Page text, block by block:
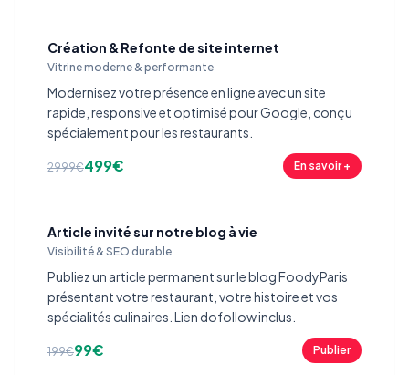
Création & Refonte de site internet
Vitrine moderne & performante
Modernisez votre présence en ligne avec un site
rapide, responsive et optimisé pour Google, conçu
spécialement pour les restaurants.
2999€499€ En savoir +
Article invité sur notre blog à vie
Visibilité & SEO durable
Publiez un article permanent sur le blog FoodyParis
présentant votre restaurant, votre histoire et vos
spécialités culinaires. Lien dofollow inclus.
199€99€ Publier